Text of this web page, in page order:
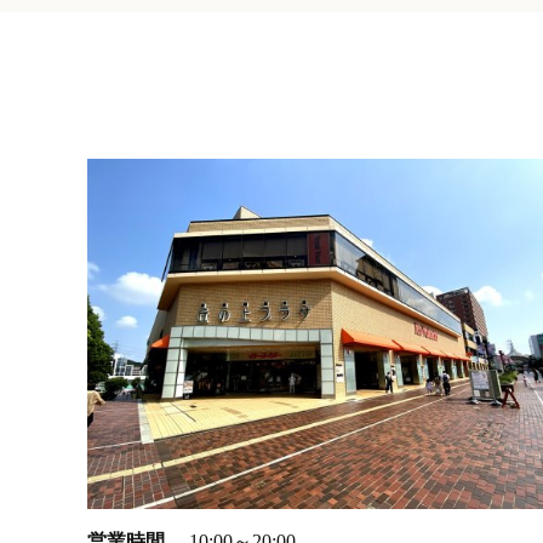
古家あり
駅からの徒歩
築年数
情報公開日
指定しない